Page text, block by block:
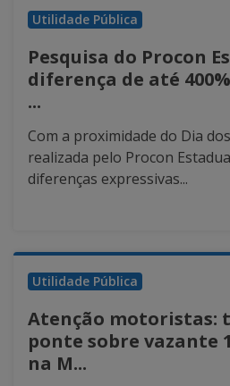
Utilidade Pública
Pesquisa do Procon
diferença de até
...
Com a proximidade do Dia
realizada pelo Procon
diferenças expressivas...
Utilidade Pública
Atenção motoristas:
ponte sobre vazante
na M...